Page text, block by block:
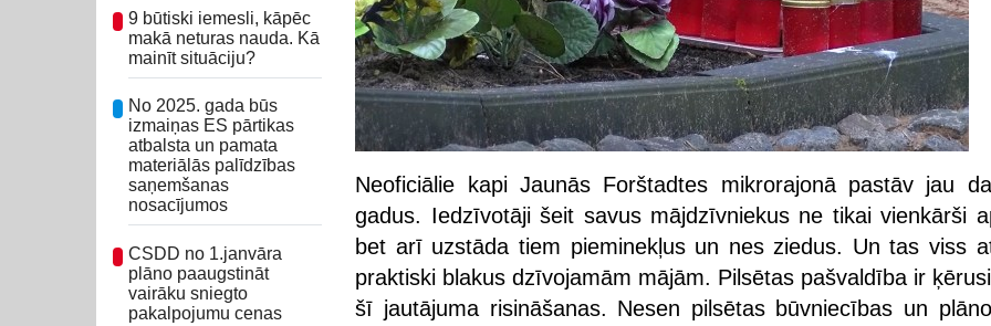
9 būtiski iemesli, kāpēc
makā neturas nauda. Kā
mainīt situāciju?
No 2025. gada būs
izmaiņas ES pārtikas
atbalsta un pamata
materiālās palīdzības
saņemšanas
nosacījumos
CSDD no 1.janvāra
plāno paaugstināt
vairāku sniegto
pakalpojumu cenas
Neoficiālie kapi Jaunās Forštadtes mikrorajonā pastāv jau
gadus. Iedzīvotāji šeit savus mājdzīvniekus ne tikai vienkārši
bet arī uzstāda tiem pieminekļus un nes ziedus. Un tas viss
praktiski blakus dzīvojamām mājām. Pilsētas pašvaldība ir
šī jautājuma risināšanas. Nesen pilsētas būvniecības un